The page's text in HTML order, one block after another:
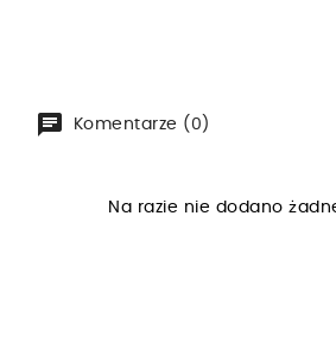
Komentarze (0)
Na razie nie dodano